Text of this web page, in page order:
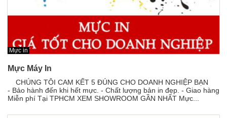
Mực in
Mực Máy In
CHÚNG TÔI CAM KẾT 5 ĐÚNG CHO DOANH NGHIỆP BẠN
- Bảo hành đến khi hết mực. - Chất lượng bản in đẹp. - Giao hàng
Miễn phí Tại TPHCM XEM SHOWROOM GẦN NHẤT Mực...